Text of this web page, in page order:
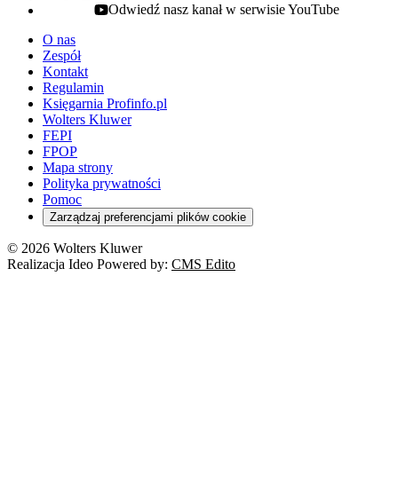
youtube - otwiera się w nowej karcie
Odwiedź nasz kanał w serwisie YouTube
O nas
Zespół
Kontakt
Regulamin
Księgarnia Profinfo.pl
Wolters Kluwer
FEPI
FPOP
Mapa strony
Polityka prywatności
Pomoc
Zarządzaj preferencjami plików cookie
© 2026 Wolters Kluwer
Realizacja Ideo Powered by: CMS Edito